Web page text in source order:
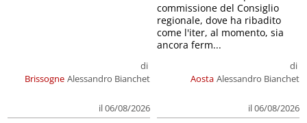
Brissogne
di
Alessandro Bianchet
il 06/08/2026
Aosta
di
Alessandro Bianchet
il 06/08/2026
commissione del Consiglio
regionale, dove ha ribadito
come l'iter, al momento, sia
ancora ferm...